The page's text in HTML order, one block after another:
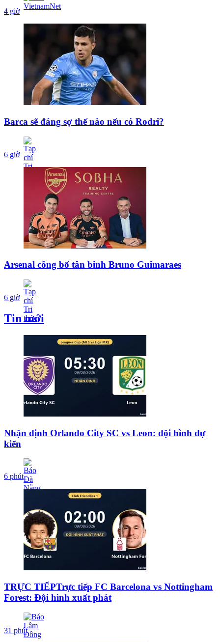
4 giờ
Barca sẽ đáng sợ thế nào nếu có Rodri?
6 giờ
Arsenal công bố tân binh Bruno Guimaraes
6 giờ
Tin mới
Nhận định Orlando City SC vs Leon: đội hình dự
kiến
6 phút
TRỰC TIẾPTrực tiếp FC Barcelona vs Nottingham
Forest: Đội hình xuất phát
31 phút